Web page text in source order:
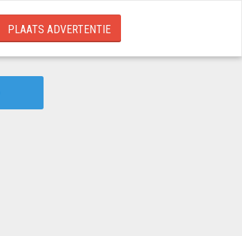
PLAATS ADVERTENTIE